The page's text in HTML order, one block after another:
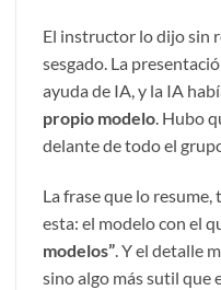
El instructor lo dijo sin
sesgado. La
ayuda de IA, y la IA
propio modelo. Hubo
delante de todo el
La frase que lo resume,
esta: el modelo con el
modelos”. Y el detalle
sino algo más sutil